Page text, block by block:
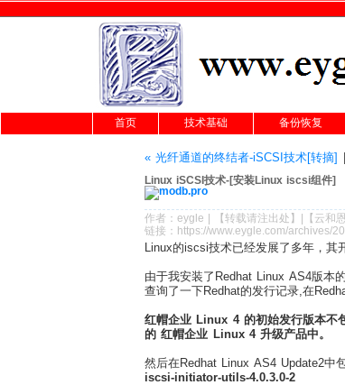
首页 技术基础 备份恢复
« 光纤通道的终结者-iSCSI技术[转摘]
Linux iSCSI技术-[安装Linux iscsi组件]
作者： eygle 【转载请注出处 】|【 云和
链接： https://www.eygle.com/archives/
Linux的iscsi技术已经发展了多年，其
由于我安装了Redhat Linux AS4版本
查询了一下Redhat的发行记录,在
红帽企业 Linux 4 的初始发行版本不
的 红帽企业 Linux 4 升级产品中。
然后在Redhat Linux AS4 Update2中
iscsi-initiator-utils-4.0.3.0-2